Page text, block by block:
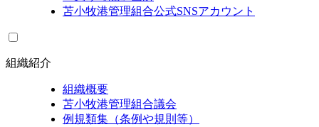
苫小牧港管理組合公式SNSアカウント
組織紹介
組織概要
苫小牧港管理組合議会
例規類集（条例や規則等）